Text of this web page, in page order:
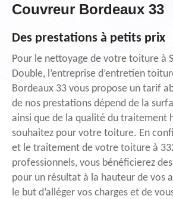
Couvreur Bordeaux 33
Des prestations à petits prix
Pour le nettoyage de votre toiture à
Double, l’entreprise d’entretien
Bordeaux 33 vous propose un tarif
de nos prestations dépend de la
ainsi que de la qualité du traitement
souhaitez pour votre toiture. En
et le traitement de votre toiture à
professionnels, vous bénéficierez
pour un résultat à la hauteur de vos
le but d’alléger vos charges et de